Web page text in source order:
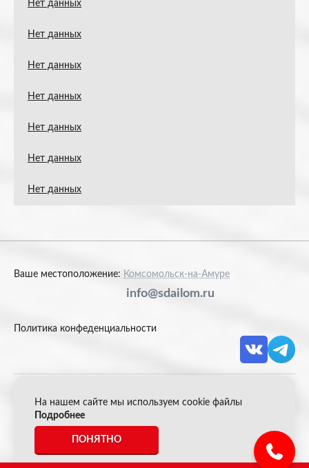
Нет данных
Нет данных
Нет данных
Нет данных
Нет данных
Нет данных
Нет данных
Ваше местоположение: Комсомольск-на-Амуре
info@sdailom.ru
Политика конфеденциальности
© 2026 Акрон Скрап
*Все цены указанные на сайте не являются публичной
офертой.
На нашем сайте мы используем cookie файлы
Подробнее
ПОНЯТНО